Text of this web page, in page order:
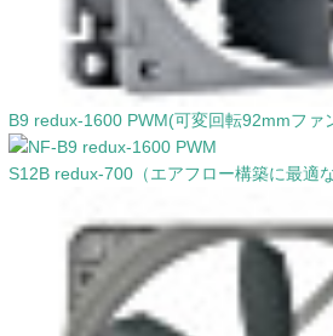
B9 redux-1600 PWM(可変回転92mmファ
S12B redux-700（エアフロー構築に最適